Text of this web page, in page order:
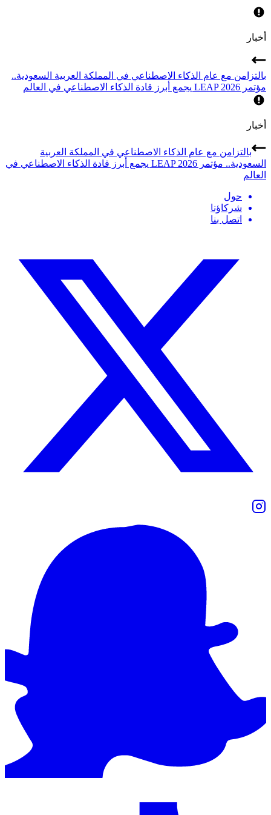
أخبار
بالتزامن مع عام الذكاء الاصطناعي في المملكة العربية السعودية..
مؤتمر LEAP 2026 يجمع أبرز قادة الذكاء الاصطناعي في العالم
أخبار
بالتزامن مع عام الذكاء الاصطناعي في المملكة العربية
السعودية.. مؤتمر LEAP 2026 يجمع أبرز قادة الذكاء الاصطناعي في
العالم
حول
شركاؤنا
اتصل بنا